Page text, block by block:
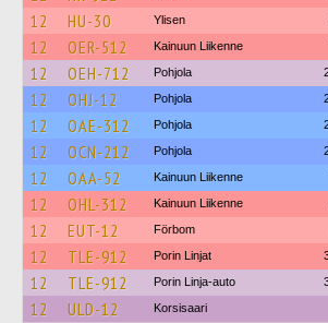
12 HU-30 Ylisen
12 OER-512 Kainuun Liikenne
12 OEH-712 Pohjola
12 OHJ-12 Pohjola
12 OAE-312 Pohjola
12 OCN-212 Pohjola
12 OAA-52 Kainuun Liikenne
12 OHL-312 Kainuun Liikenne
12 EUT-12 Förbom
12 TLE-912 Porin Linjat
12 TLE-912 Porin Linja-auto
12 ULD-12 Korsisaari